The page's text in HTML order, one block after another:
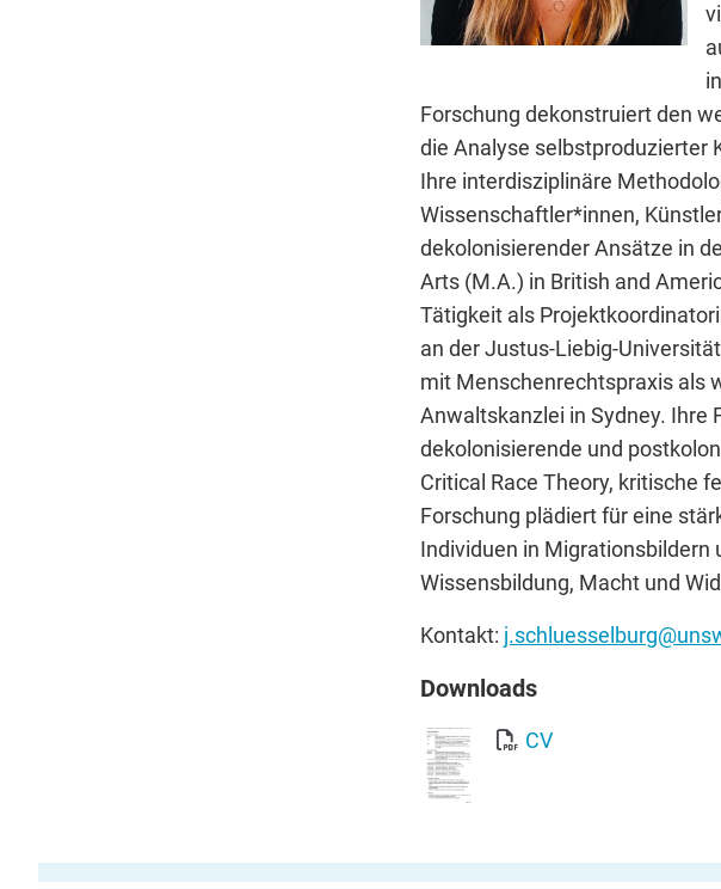
Forschung dekonstruiert den
die Analyse selbstproduzierter
Ihre interdisziplinäre
Wissenschaftler*innen,
dekolonisierender Ansätze in
Arts (M.A.) in British and
Tätigkeit als
an der Justus-Liebig-
mit Menschenrechtspraxis als
Anwaltskanzlei in Sydney. Ihre
dekolonisierende und
Critical Race Theory, kritische
Forschung plädiert für eine
Individuen in Migrationsbildern
Wissensbildung, Macht und
Kontakt:
Downloads
CV